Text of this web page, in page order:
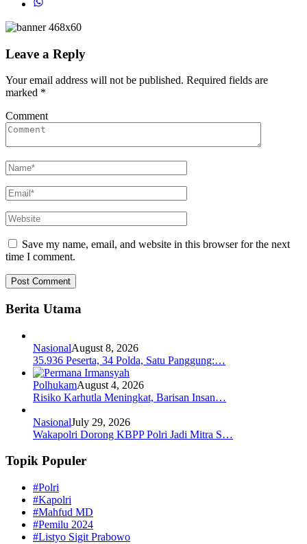
Leave a Reply
Your email address will not be published. Required fields are
marked *
Comment
Save my name, email, and website in this browser for the next
time I comment.
Berita Utama
NasionalAugust 8, 2026
35.936 Peserta, 34 Polda, Satu Panggung:…
PolhukamAugust 4, 2026
Risiko Karhutla Meningkat, Barisan Insan…
NasionalJuly 29, 2026
Wakapolri Dorong KBPP Polri Jadi Mitra S…
Topik Populer
#Polri
#Kapolri
#Mahfud MD
#Pemilu 2024
#Listyo Sigit Prabowo